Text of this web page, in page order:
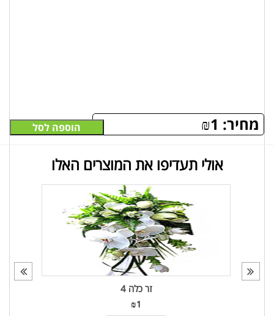
מחיר: ₪1 הוספה לסל
אולי תעדיפו את המוצרים האלו
זר כלה 4
₪1